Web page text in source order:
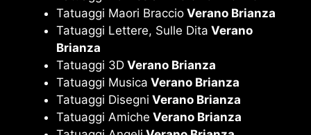
Tatuaggi Maori Braccio Verano Brianza
Tatuaggi Lettere, Sulle Dita Verano
Brianza
Tatuaggi 3D Verano Brianza
Tatuaggi Musica Verano Brianza
Tatuaggi Disegni Verano Brianza
Tatuaggi Amiche Verano Brianza